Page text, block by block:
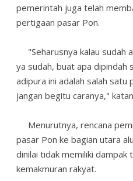
pemerintah juga telah
pertigaan pasar Pon.
"Seharusnya kalau sudah
ya sudah, buat apa dipindah
adipura ini adalah salah
jangan begitu caranya,"
Menurutnya, rencana
pasar Pon ke bagian utara
dinilai tidak memiliki
kemakmuran rakyat.